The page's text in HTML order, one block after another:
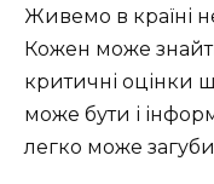
Живемо в країні
Кожен може
критичні оцінки
може бути і
легко може